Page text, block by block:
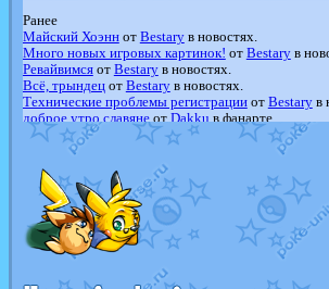
Ранее
Майский Хоэннот Bestaryв новостях.
Много новых игровых картинок! от Bestaryв
Ревайвимсяот Bestaryв новостях.
Всё, трындецот Bestaryв новостях.
Технические проблемы регистрацииот Bestaryв
доброе утро славянеот Dakku в фанарте.
Йолда и Мимикью отMavisNyanCatв фанарте.
Недовольный котомангуст
в фанарте.
The Dark Wishmaker
отRandomon
шадоу спиритомб
отilovearceus
в фанарте.
траббишотilovearceusв фанарте.
Raging BoltотGraceDaFox
в фанарте.
Shadow mismagiusотJOK_julia
в фанарте.
художникотvicavicaв фанарте.